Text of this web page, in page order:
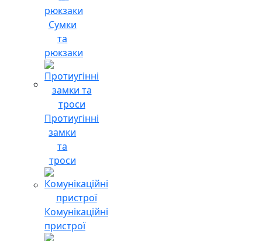
Сумки
та
рюкзаки
Протиугінні
замки
та
троси
Комунікаційні
пристрої